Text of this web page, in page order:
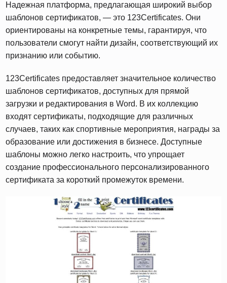
Надежная платформа, предлагающая широкий выбор
шаблонов сертификатов, — это 123Certificates. Они
ориентированы на конкретные темы, гарантируя, что
пользователи смогут найти дизайн, соответствующий их
признанию или событию.
123Certificates предоставляет значительное количество
шаблонов сертификатов, доступных для прямой
загрузки и редактирования в Word. В их коллекцию
входят сертификаты, подходящие для различных
случаев, таких как спортивные мероприятия, награды за
образование или достижения в бизнесе. Доступные
шаблоны можно легко настроить, что упрощает
создание профессионального персонализированного
сертификата за короткий промежуток времени.